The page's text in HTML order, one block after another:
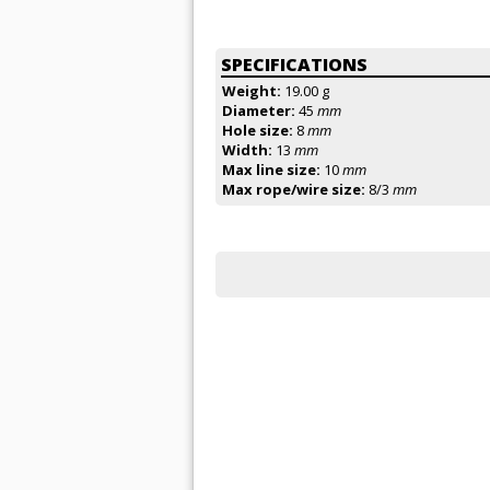
SPECIFICATIONS
Weight: 19.00 g
Diameter: 45 mm
Hole size: 8mm
Width: 13 mm
Max line size: 10mm
Max rope/wire size: 8/3 mm